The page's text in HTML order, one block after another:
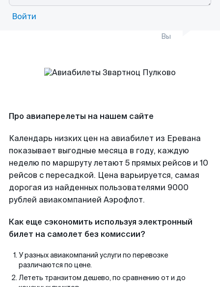
Войти
Вы
Про авиаперелеты на нашем сайте
Календарь низких цен на авиабилет из Еревана
показывает выгодные месяца в году, каждую
неделю по маршруту летают 5 прямых рейсов и 10
рейсов с пересадкой. Цена варьируется, самая
дорогая из найденных пользователями 9000
рублей авиакомпанией Аэрофлот.
Как еще сэкономить используя электронный
билет на самолет без комиссии?
У разных авиакомпаний услуги по перевозке
различаются по цене.
Лететь транзитом дешево, по сравнению от и до